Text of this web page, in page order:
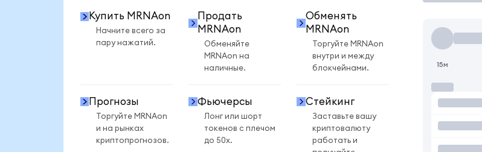
Купить MRNAon
Начните всего за
пару нажатий.
Продать
MRNAon
Обменяйте
MRNAon на
наличные.
Обменять
MRNAon
Торгуйте MRNAon
внутри и между
блокчейнами.
Прогнозы
Торгуйте MRNAon
и на рынках
криптопрогнозов.
Фьючерсы
Лонг или шорт
токенов с плечом
до 50x.
Стейкинг
Заставьте вашу
криптовалюту
работать и
15м